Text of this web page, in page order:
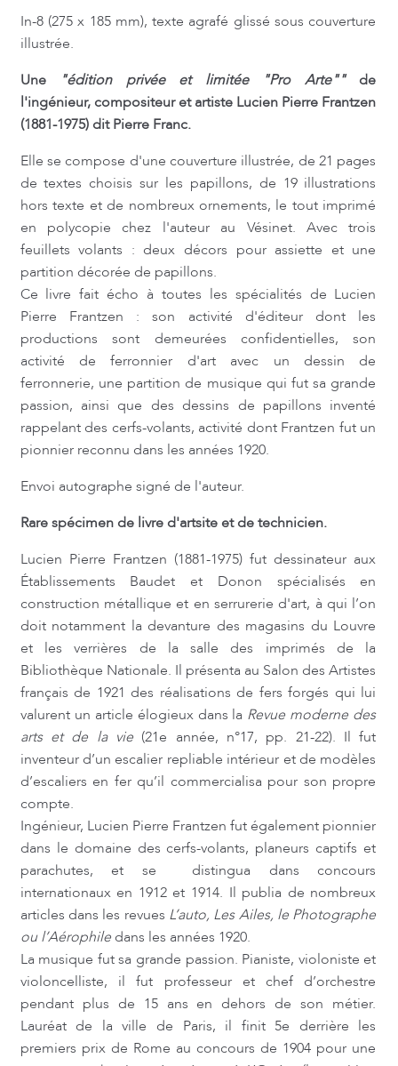
In-8 (275 x 185 mm), texte agrafé glissé sous couverture
illustrée.
Une
"édition privée et limitée "Pro Arte""de
l'ingénieur, compositeur et artiste Lucien Pierre Frantzen
(1881-1975) dit Pierre Franc.
Elle se compose d'une couverture illustrée, de 21 pages
de textes choisis sur les papillons, de 19 illustrations
hors texte et de nombreux ornements, le tout imprimé
en polycopie chez l'auteur au Vésinet. Avec trois
feuillets volants : deux décors pour assiette et une
partition décorée de papillons.
Ce livre fait écho à toutes les spécialités de Lucien
Pierre Frantzen : son activité d'éditeur dont les
productions sont demeurées confidentielles, son
activité de ferronnier d'art avec un dessin de
ferronnerie, une partition de musique qui fut sa grande
passion, ainsi que des dessins de papillons inventé
rappelant des cerfs-volants, activité dont Frantzen fut un
pionnier reconnu dans les années 1920.
Envoi autographe signé de l'auteur.
Rare spécimen de livre d'artsite et de technicien.
Lucien Pierre Frantzen (1881-1975) fut dessinateur aux
Établissements Baudet et Donon spécialisés en
construction métallique et en serrurerie d'art, à qui l’on
doit notamment la devanture des magasins du Louvre
et les verrières de la salle des imprimés de la
Bibliothèque Nationale. Il présenta au Salon des Artistes
français de 1921 des réalisations de fers forgés qui lui
valurent un article élogieux dans la Revue moderne des
arts et de la vie (21e année, n°17, pp. 21-22). Il fut
inventeur d’un escalier repliable intérieur et de modèles
d’escaliers en fer qu’il commercialisa pour son propre
compte.
Ingénieur, Lucien Pierre Frantzen fut également pionnier
dans le domaine des cerfs-volants, planeurs captifs et
parachutes, et se distingua dans concours
internationaux en 1912 et 1914. Il publia de nombreux
articles dans les revues L’auto, Les Ailes, le Photographe
ou l’Aérophiledans les années 1920.
La musique fut sa grande passion. Pianiste, violoniste et
violoncelliste, il fut professeur et chef d’orchestre
pendant plus de 15 ans en dehors de son métier.
Lauréat de la ville de Paris, il finit 5e derrière les
premiers prix de Rome au concours de 1904 pour une